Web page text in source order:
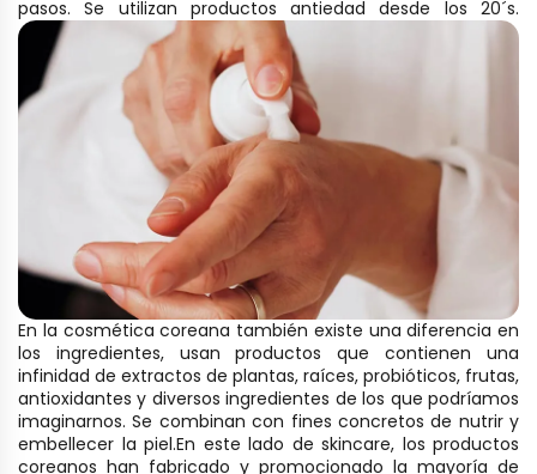
pasos. Se utilizan productos antiedad desde los 20´s.
En la cosmética coreana también existe una diferencia en
los ingredientes, usan productos que contienen una
infinidad de extractos de plantas, raíces, probióticos, frutas,
antioxidantes y diversos ingredientes de los que podríamos
imaginarnos. Se combinan con fines concretos de nutrir y
embellecer la piel.En este lado de skincare, los productos
coreanos han fabricado y promocionado la mayoría de